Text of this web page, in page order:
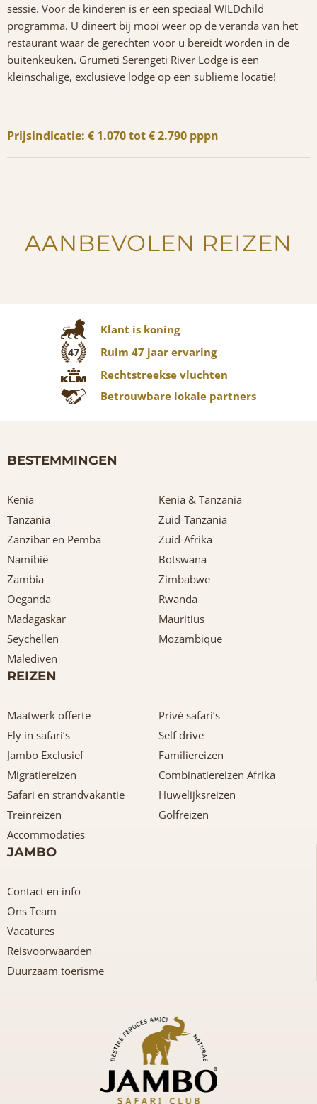
sessie. Voor de kinderen is er een speciaal WILDchild
programma. U dineert bij mooi weer op de veranda van het
restaurant waar de gerechten voor u bereidt worden in de
buitenkeuken. Grumeti Serengeti River Lodge is een
kleinschalige, exclusieve lodge op een sublieme locatie!
Prijsindicatie: € 1.070 tot € 2.790 pppn
AANBEVOLEN REIZEN
Klant is koning
47
Ruim 47 jaar ervaring
Rechtstreekse vluchten
Betrouwbare lokale partners
BESTEMMINGEN
Kenia
Kenia & Tanzania
Tanzania
Zuid-Tanzania
Zanzibar en Pemba
Zuid-Afrika
Namibië
Botswana
Zambia
Zimbabwe
Oeganda
Rwanda
Madagaskar
Mauritius
Seychellen
Mozambique
Malediven
REIZEN
Maatwerk offerte
Privé safari’s
Fly in safari’s
Self drive
Jambo Exclusief
Familiereizen
Migratiereizen
Combinatiereizen Afrika
Safari en strandvakantie
Huwelijksreizen
Treinreizen
Golfreizen
Accommodaties
JAMBO
Contact en info
Ons Team
Vacatures
Reisvoorwaarden
Duurzaam toerisme